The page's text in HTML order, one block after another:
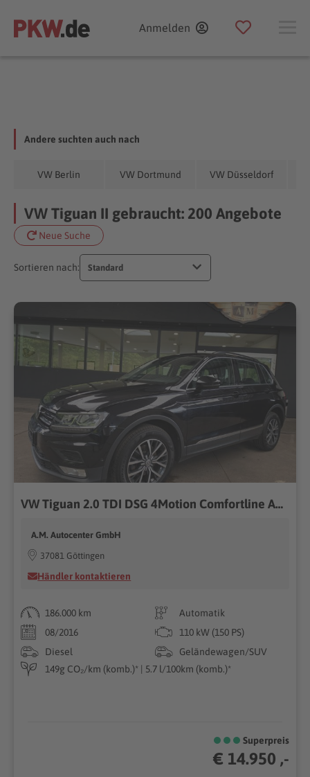
Anmelden
Andere suchten auch nach
VW Berlin VW Dortmund VW Düsseldorf
VW Tiguan II gebraucht: 200 Angebote
Neue Suche
Sortieren nach: Standard
VW Tiguan 2.0 TDI DSG 4Motion Comfortline ACC/AHK
A.M. Autocenter GmbH
37081 Göttingen
Händler kontaktieren
186.000 km
Automatik
08/2016
110 kW (150 PS)
Diesel
Geländewagen/SUV
149g CO₂/km (komb.)* | 5.7 l/100km (komb.)*
Superpreis
€ 14.950 ,-